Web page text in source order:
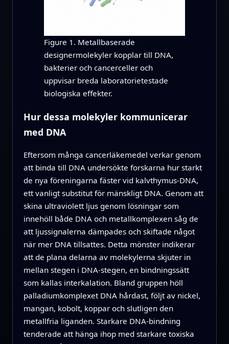
Figure 1. Metallbaserade
designermolekyler kopplar till DNA,
bakterier och cancerceller och
uppvisar breda laboratorietestade
biologiska effekter.
Hur dessa molekyler kommunicerar
med DNA
Eftersom många cancerläkemedel verkar genom
att binda till DNA undersökte forskarna hur starkt
de nya föreningarna fäster vid kalvthymus-DNA,
ett vanligt substitut för mänskligt DNA. Genom att
skina ultraviolett ljus genom lösningar som
innehöll både DNA och metallkomplexen såg de
att ljussignalerna dämpades och skiftade något
när mer DNA tillsattes. Detta mönster indikerar
att de plana delarna av molekylerna skjuter in
mellan stegen i DNA-stegen, en bindningssätt
som kallas interkalation. Bland gruppen höll
palladiumkomplexet DNA hårdast, följt av nickel,
mangan, kobolt, koppar och slutligen den
metallfria liganden. Starkare DNA-bindning
tenderade att hänga ihop med starkare toxiska